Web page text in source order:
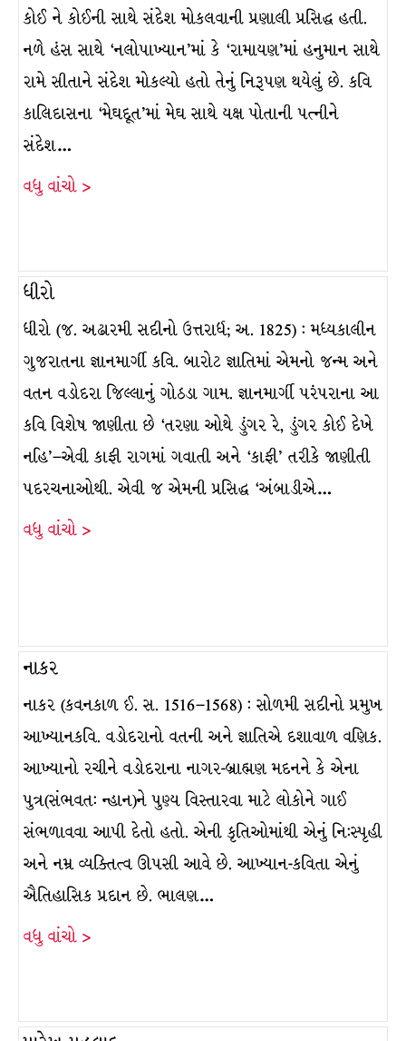
કોઈ ને કોઈની સાથે સંદેશ મોકલવાની પ્રણાલી પ્રસિદ્ધ હતી.
નળે હંસ સાથે ‘નલોપાખ્યાન’માં કે ‘રામાયણ’માં હનુમાન સાથે
રામે સીતાને સંદેશ મોકલ્યો હતો તેનું નિરૂપણ થયેલું છે. કવિ
કાલિદાસના ‘મેઘદૂત’માં મેઘ સાથે યક્ષ પોતાની પત્નીને
સંદેશ…
વધુ વાંચો >
ધીરો
ધીરો (જ. અઢારમી સદીનો ઉત્તરાર્ધ; અ. 1825) : મધ્યકાલીન
ગુજરાતના જ્ઞાનમાર્ગી કવિ. બારોટ જ્ઞાતિમાં એમનો જન્મ અને
વતન વડોદરા જિલ્લાનું ગોઠડા ગામ. જ્ઞાનમાર્ગી પરંપરાના આ
કવિ વિશેષ જાણીતા છે ‘તરણા ઓથે ડુંગર રે, ડુંગર કોઈ દેખે
નહિ’–એવી કાફી રાગમાં ગવાતી અને ‘કાફી’ તરીકે જાણીતી
પદરચનાઓથી. એવી જ એમની પ્રસિદ્ધ ‘અંબાડીએ…
વધુ વાંચો >
નાકર
નાકર (કવનકાળ ઈ. સ. 1516–1568) : સોળમી સદીનો પ્રમુખ
આખ્યાનકવિ. વડોદરાનો વતની અને જ્ઞાતિએ દશાવાળ વણિક.
આખ્યાનો રચીને વડોદરાના નાગર-બ્રાહ્મણ મદનને કે એના
પુત્ર(સંભવત: ન્હાન)ને પુણ્ય વિસ્તારવા માટે લોકોને ગાઈ
સંભળાવવા આપી દેતો હતો. એની કૃતિઓમાંથી એનું નિ:સ્પૃહી
અને નમ્ર વ્યક્તિત્વ ઊપસી આવે છે. આખ્યાન-કવિતા એનું
ઐતિહાસિક પ્રદાન છે. ભાલણ…
વધુ વાંચો >